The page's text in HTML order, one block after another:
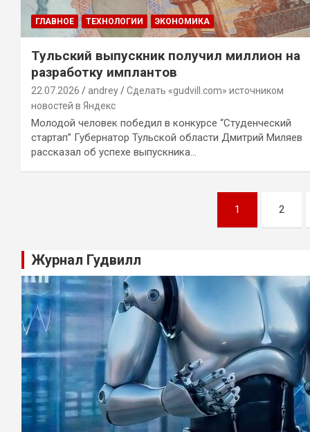
ГЛАВНОЕ ТЕХНОЛОГИИ ЭКОНОМИКА
Тульский выпускник получил миллион на
разработку имплантов
22.07.2026 andrey
Сделать «gudvill.com» источником
новостей в Яндекс
Молодой человек победил в конкурсе “Студенческий
стартап” Губернатор Тульской области Дмитрий Миляев
рассказал об успехе выпускника…
записям
1 2
Журнал Гудвилл